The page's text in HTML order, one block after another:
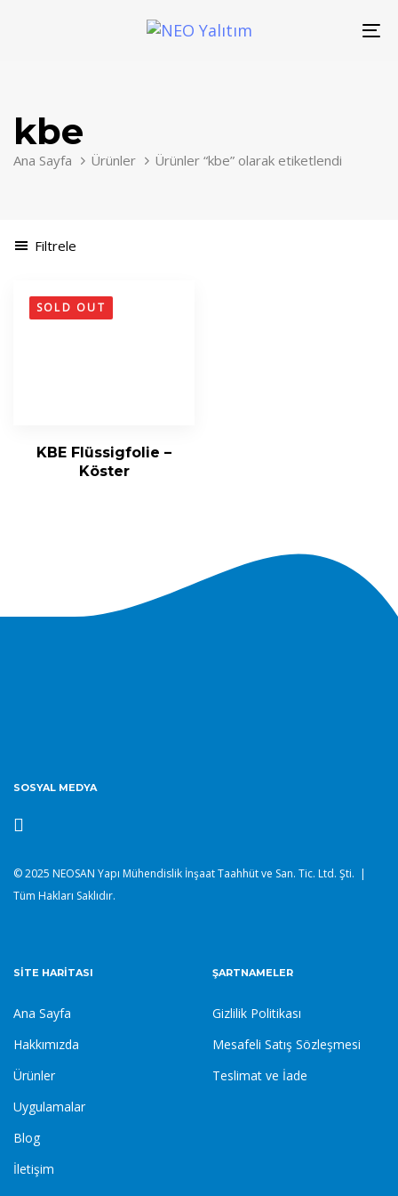
content
kbe
Ana Sayfa Ürünler Ürünler “kbe” olarak etiketlendi
Filtrele
SOLD OUT
KBE Flüssigfolie –
Köster
SOSYAL MEDYA
© 2025 NEOSAN Yapı Mühendislik İnşaat Taahhüt ve San. Tic. Ltd. Şti. |
Tüm Hakları Saklıdır.
SITE HARITASI
Ana Sayfa
Hakkımızda
Ürünler
Uygulamalar
Blog
İletişim
ŞARTNAMELER
Gizlilik Politikası
Mesafeli Satış Sözleşmesi
Teslimat ve İade